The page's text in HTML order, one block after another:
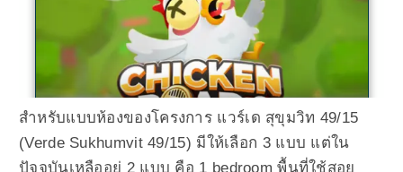
สำหรับแบบห้องของโครงการ แวร์เด สุขุมวิท 49/15
(Verde Sukhumvit 49/15) มีให้เลือก 3 แบบ แต่ใน
ปัจจุบันเหลืออยู่ 2 แบบ คือ 1 bedroom พื้นที่ใช้สอย